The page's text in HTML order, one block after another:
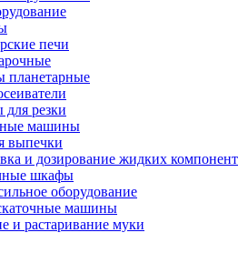
печи
планетарные
резки
машины
выпечки
и дозирование жидких
шкафы
оборудование
машины
и растаривание муки